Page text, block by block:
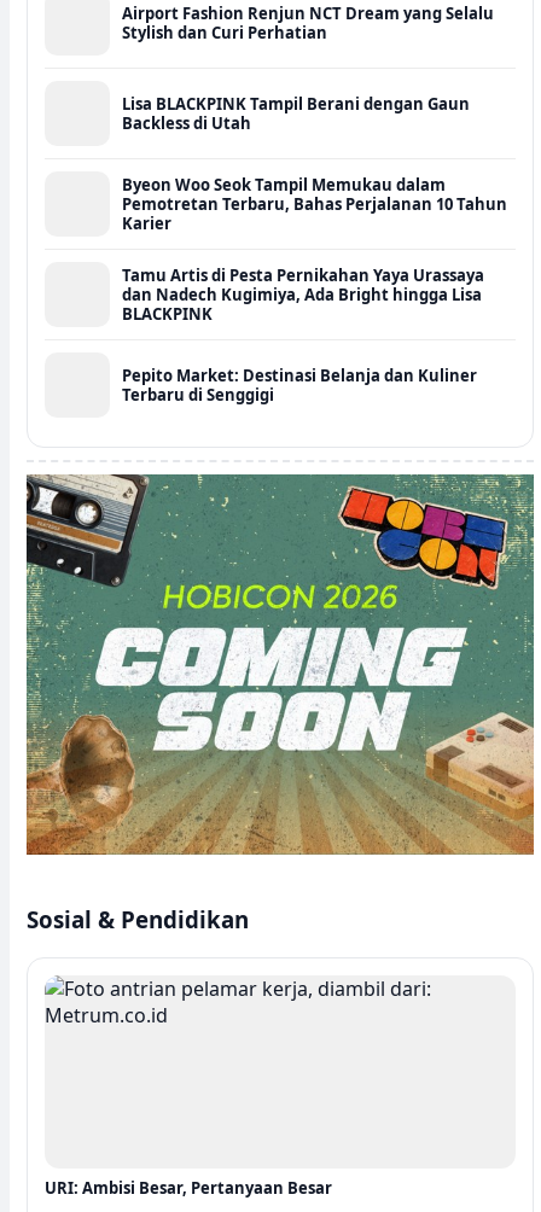
Airport Fashion Renjun NCT Dream yang Selalu
Stylish dan Curi Perhatian
Lisa BLACKPINK Tampil Berani dengan Gaun
Backless di Utah
Byeon Woo Seok Tampil Memukau dalam
Pemotretan Terbaru, Bahas Perjalanan 10 Tahun
Karier
Tamu Artis di Pesta Pernikahan Yaya Urassaya
dan Nadech Kugimiya, Ada Bright hingga Lisa
BLACKPINK
Pepito Market: Destinasi Belanja dan Kuliner
Terbaru di Senggigi
Sosial & Pendidikan
URI: Ambisi Besar, Pertanyaan Besar